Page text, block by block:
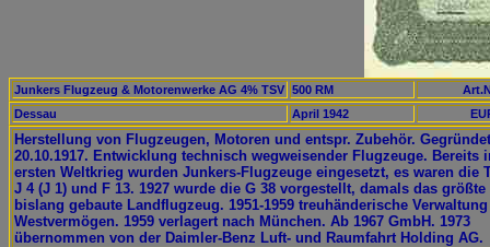
Junkers Flugzeug & Motorenwerke AG 4% TSV 500 RM
Dessau
April 1942
Herstellung von Flugzeugen, Motoren und entspr. Zubehör.
20.10.1917. Entwicklung technisch wegweisender Flugzeuge. Bereits
ersten Weltkrieg wurden Junkers-Flugzeuge eingesetzt, es waren die
J 4 (J 1) und F 13. 1927 wurde die G 38 vorgestellt, damals das größte
bislang gebaute Landflugzeug. 1951-1959 treuhänderische
Westvermögen. 1959 verlagert nach München. Ab 1967 GmbH. 1973
übernommen von der Daimler-Benz Luft- und Raumfahrt Holding AG.